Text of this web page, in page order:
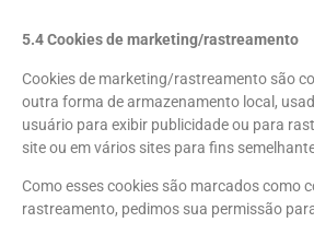
5.4 Cookies de marketing/rastreamento
Cookies de marketing/rastreamento são
outra forma de armazenamento local,
usuário para exibir publicidade ou para
site ou em vários sites para fins
Como esses cookies são marcados como
rastreamento, pedimos sua permissão